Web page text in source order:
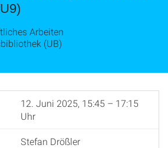
Arbeiten
(UB)
12. Juni 2025, 15:45 – 17:15
Uhr
Stefan Drößler